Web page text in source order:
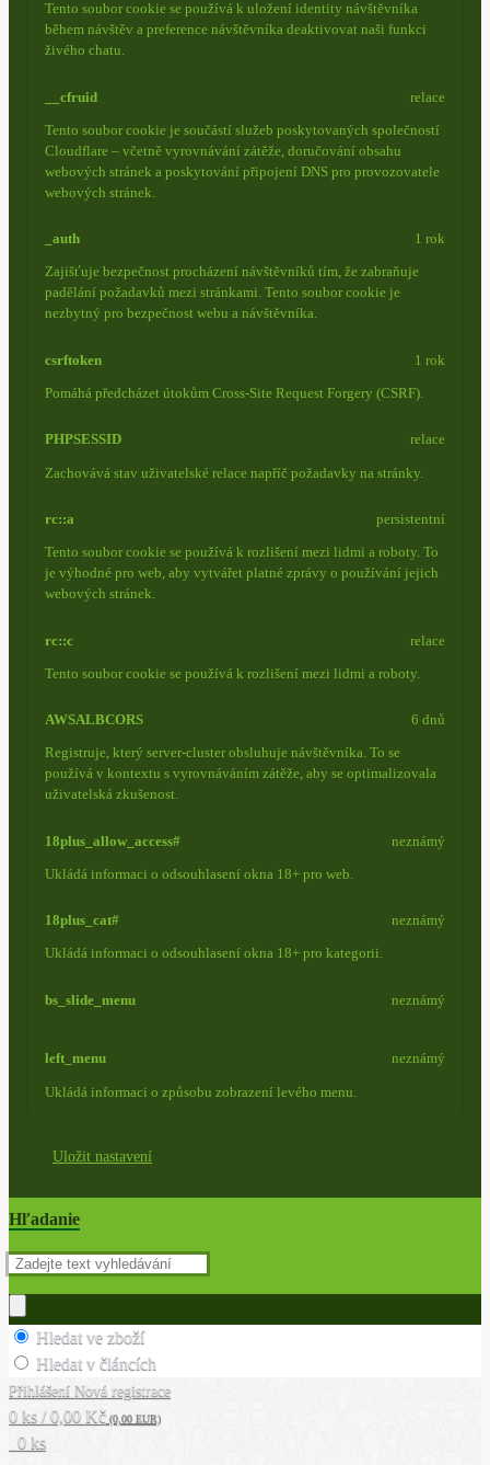
Tento soubor cookie se používá k uložení identity návštěvníka
během návštěv a preference návštěvníka deaktivovat naši funkci
živého chatu.
__cfruid
Tento soubor cookie je součástí služeb poskytovaných společností
Cloudflare – včetně vyrovnávání zátěže, doručování obsahu
webových stránek a poskytování připojení DNS pro provozovatele
webových stránek.
relace
_auth
Zajišťuje bezpečnost procházení návštěvníků tím, že zabraňuje
padělání požadavků mezi stránkami. Tento soubor cookie je
nezbytný pro bezpečnost webu a návštěvníka.
1 rok
csrftoken
Pomáhá předcházet útokům Cross-Site Request Forgery (CSRF).
1 rok
PHPSESSID
Zachovává stav uživatelské relace napříč požadavky na stránky.
relace
rc::a
Tento soubor cookie se používá k rozlišení mezi lidmi a roboty. To
je výhodné pro web, aby vytvářet platné zprávy o používání jejich
webových stránek.
persistentní
rc::c
Tento soubor cookie se používá k rozlišení mezi lidmi a roboty.
relace
AWSALBCORS
Registruje, který server-cluster obsluhuje návštěvníka. To se
používá v kontextu s vyrovnáváním zátěže, aby se optimalizovala
uživatelská zkušenost.
6 dnů
18plus_allow_access#
Ukládá informaci o odsouhlasení okna 18+ pro web.
neznámý
18plus_cat#
Ukládá informaci o odsouhlasení okna 18+ pro kategorii.
neznámý
bs_slide_menu neznámý
left_menu
Ukládá informaci o způsobu zobrazení levého menu.
neznámý
Uložit nastavení
Hľadanie
Hledat ve zboží
Hledat v článcích
Přihlášení Nová registrace
0 ks / 0,00 Kč (0,00 EUR)
0 ks